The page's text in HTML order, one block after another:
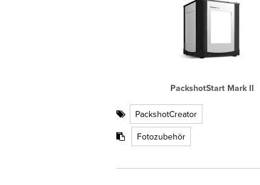
PackshotStart Mark II
PackshotCreator
Fotozubehör